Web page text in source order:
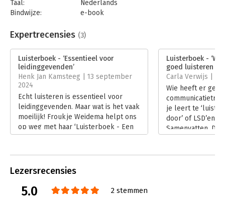
Taal:
Nederlands
Bindwijze:
e-book
Bestandsformaat:
epub
Uitgever:
Boom
Druk:
1
Verschijningsdatum:
2-5-2024
Hoofdrubriek: Persoonlijke effectiviteit
Expertrecensies (3)
Luisterboek - ‘Essentieel voor
leidinggevenden’
Henk Jan Kamsteeg | 13 september
2024
Echt luisteren is essentieel voor
leidinggevenden. Maar wat is het vaak
moeilijk! Froukje Weidema helpt ons
op weg met haar ‘Luisterboek - Een
boek dat je de oren opent’.
Luisterboek -
goed luisteren
Carla Verwijs | 19
Wie heeft er geen
je leert te
door’ of LSD’en
Samenvatten,
Lezersrecensies
5.0 2 stemmen